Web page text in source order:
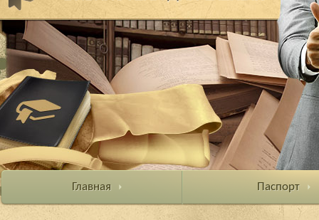
Главная Паспорт